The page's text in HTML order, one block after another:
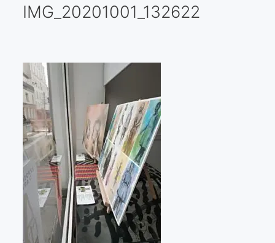
Artistas
Visitas a los ateliers o talleres de artistas
Qué dicen de nosotros?
Aviso legal
Política de cookies
Expositions
Bruit de gommettes Paris 2025
IMG_20201001_132622